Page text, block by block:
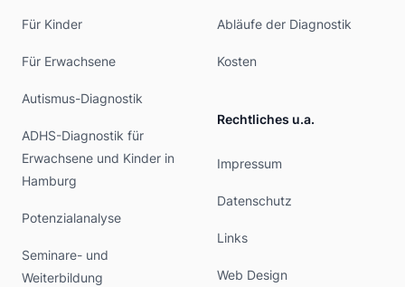
Für Kinder
Für Erwachsene
Autismus-Diagnostik
ADHS-Diagnostik für
Erwachsene und Kinder in
Hamburg
Potenzialanalyse
Seminare- und
Weiterbildung
Abläufe der Diagnostik
Kosten
Rechtliches u.a.
Impressum
Datenschutz
Links
Web Design